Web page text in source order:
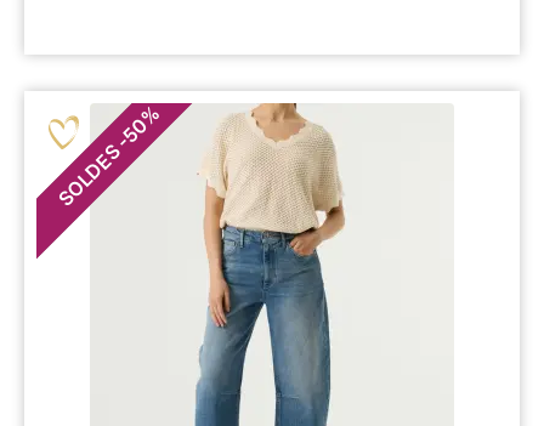
SOLDES
-
50
%